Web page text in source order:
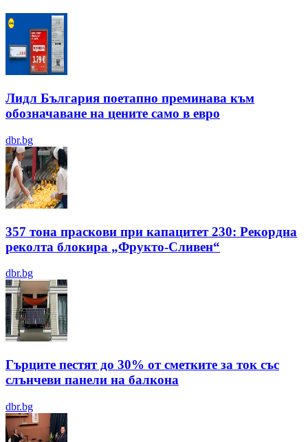
Лидл България поетапно преминава към
обозначаване на цените само в евро
dbr.bg
357 тона праскови при капацитет 230: Рекордна
реколта блокира „Фрукто-Сливен“
dbr.bg
Гърците пестят до 30% от сметките за ток със
слънчеви панели на балкона
dbr.bg